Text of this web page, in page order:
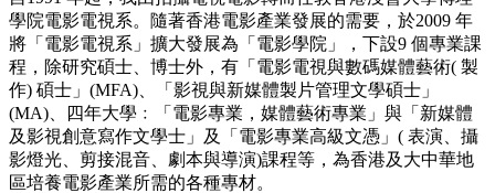
學院電影電視系。隨著香港電影產業發展的需要，於2009 年
將「電影電視系」擴大發展為「電影學院」，下設9 個專業課
程，除研究碩士、博士外，有「電影電視與數碼媒體藝術( 製
作) 碩士」(MFA)、「影視與新媒體製片管理文學碩士」
(MA)、四年大學﹕「電影專業，媒體藝術專業」與「新媒體
及影視創意寫作文學士」及「電影專業高級文憑」( 表演、攝
影燈光、剪接混音、劇本與導演)課程等，為香港及大中華地
區培養電影產業所需的各種專材。